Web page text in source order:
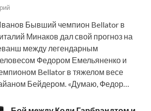
Бывший чемпион Bellator в
Минаков дал свой прогноз на
между легендарным
Федором Емельяненко и
Bellator в тяжелом весе
Бейдером. «Думаю, Федор…